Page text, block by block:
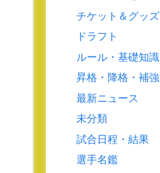
チケット＆グッズ
ドラフト
ルール・基礎知識
昇格・降格・補強
最新ニュース
未分類
試合日程・結果
選手名鑑